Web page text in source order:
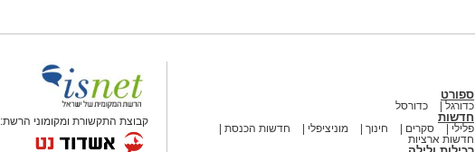
ספורט
כדורגל כדורסל
חדשות
פלילי סקרים חינוך מוניציפלי
חדשות הכנסת
חדשות ארציות
קבוצת התקשורת ומקומוני הרשת: